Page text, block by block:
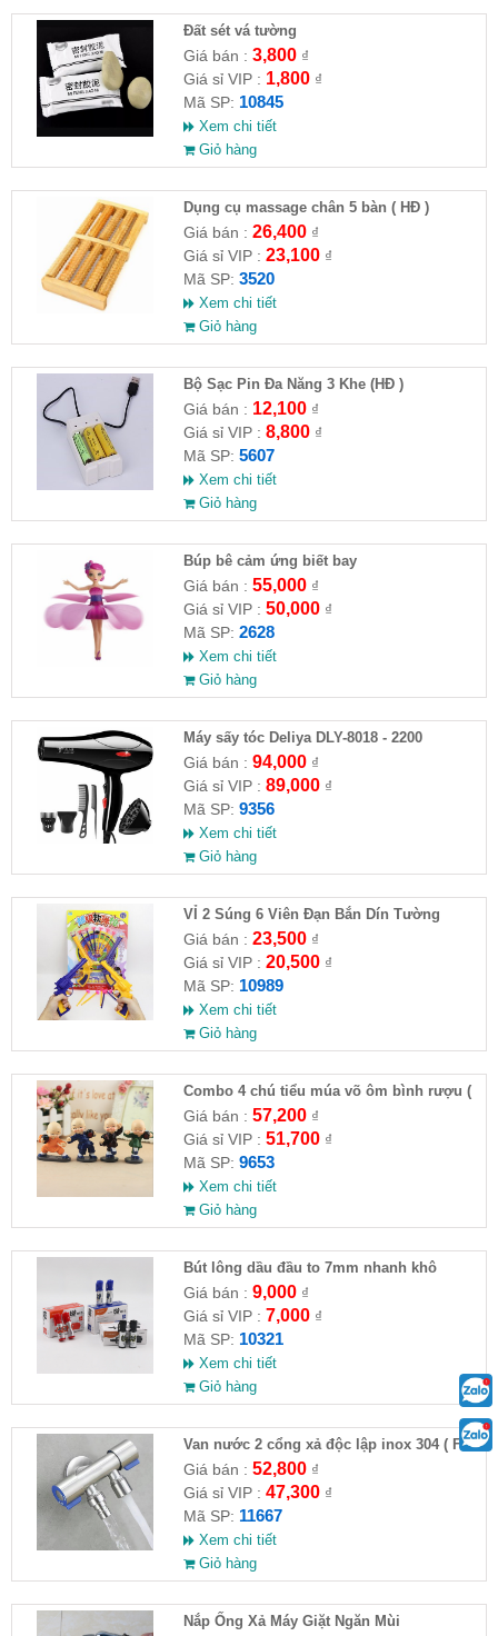
Đất sét vá tường
Giá bán : 3,800₫
Giá sỉ VIP : 1,800₫
Mã SP: 10845
Xem chi tiết
Giỏ hàng
Dụng cụ massage chân 5 bàn ( HĐ )
Giá bán : 26,400₫
Giá sỉ VIP : 23,100₫
Mã SP: 3520
Xem chi tiết
Giỏ hàng
Bộ Sạc Pin Đa Năng 3 Khe (HĐ )
Giá bán : 12,100₫
Giá sỉ VIP : 8,800₫
Mã SP: 5607
Xem chi tiết
Giỏ hàng
​Búp bê cảm ứng biết bay
Giá bán : 55,000₫
Giá sỉ VIP : 50,000₫
Mã SP: 2628
Xem chi tiết
Giỏ hàng
Máy sấy tóc Deliya DLY-8018 - 2200
Giá bán : 94,000₫
Giá sỉ VIP : 89,000₫
Mã SP: 9356
Xem chi tiết
Giỏ hàng
VỈ 2 Súng 6 Viên Đạn Bắn Dín Tường
Giá bán : 23,500₫
Giá sỉ VIP : 20,500₫
Mã SP: 10989
Xem chi tiết
Giỏ hàng
Combo 4 chú tiểu múa võ ôm bình rượu (
HĐ )
Giá bán : 57,200₫
Giá sỉ VIP : 51,700₫
Mã SP: 9653
Xem chi tiết
Giỏ hàng
Bút lông dầu đầu to 7mm nhanh khô
Giá bán : 9,000₫
Giá sỉ VIP : 7,000₫
Mã SP: 10321
Xem chi tiết
Giỏ hàng
Van nước 2 cổng xả độc lập inox 304 ( Full
VAT )
Giá bán : 52,800₫
Giá sỉ VIP : 47,300₫
Mã SP: 11667
Xem chi tiết
Giỏ hàng
Nắp Ống Xả Máy Giặt Ngăn Mùi